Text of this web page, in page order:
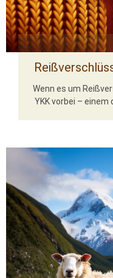
Wenn es um
YKK vorbei – einem